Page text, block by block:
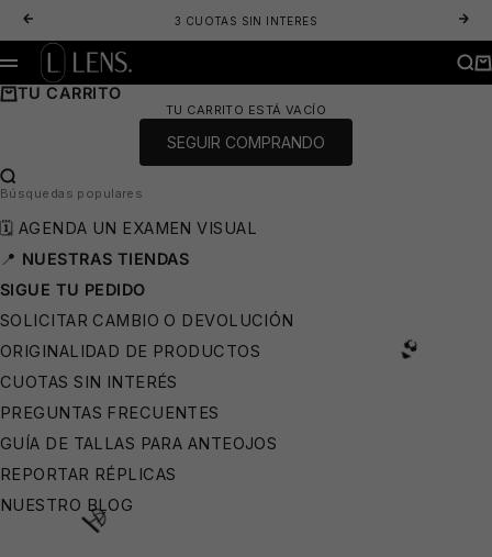
ANTERIOR
3 CUOTAS SIN INTERES
LENS. OPTICA ONLINE - LENTES DE SOL Y ANTEOJOS ÓPTICOS
MENÚ
TU CARRITO
TU CARRITO ESTÁ VACÍO
SEGUIR COMPRANDO
BUSCAR…
Búsquedas populares
🗓️ AGENDA UN EXAMEN VISUAL
📍 NUESTRAS TIENDAS
SIGUE TU PEDIDO
SOLICITAR CAMBIO O DEVOLUCIÓN
ORIGINALIDAD DE PRODUCTOS
CUOTAS SIN INTERÉS
PREGUNTAS FRECUENTES
GUÍA DE TALLAS PARA ANTEOJOS
REPORTAR RÉPLICAS
NUESTRO BLOG